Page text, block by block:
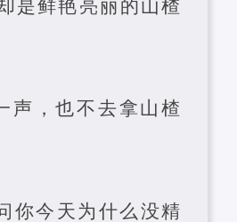
是鲜艳亮丽的山楂
声，也不去拿山楂
你今天为什么没精